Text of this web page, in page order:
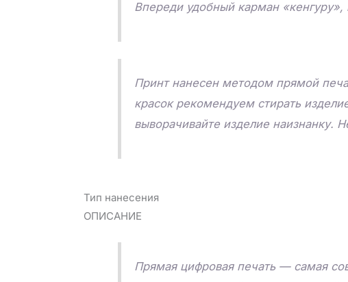
Впереди удобный карман
Принт нанесен методом прямой
красок рекомендуем стирать
выворачивайте изделие наизнанку.
Тип нанесения
ОПИСАНИЕ
Прямая цифровая печать — самая